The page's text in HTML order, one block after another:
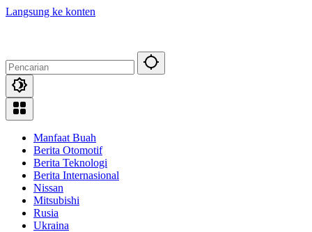
Langsung ke konten
Manfaat Buah
Berita Otomotif
Berita Teknologi
Berita Internasional
Nissan
Mitsubishi
Rusia
Ukraina